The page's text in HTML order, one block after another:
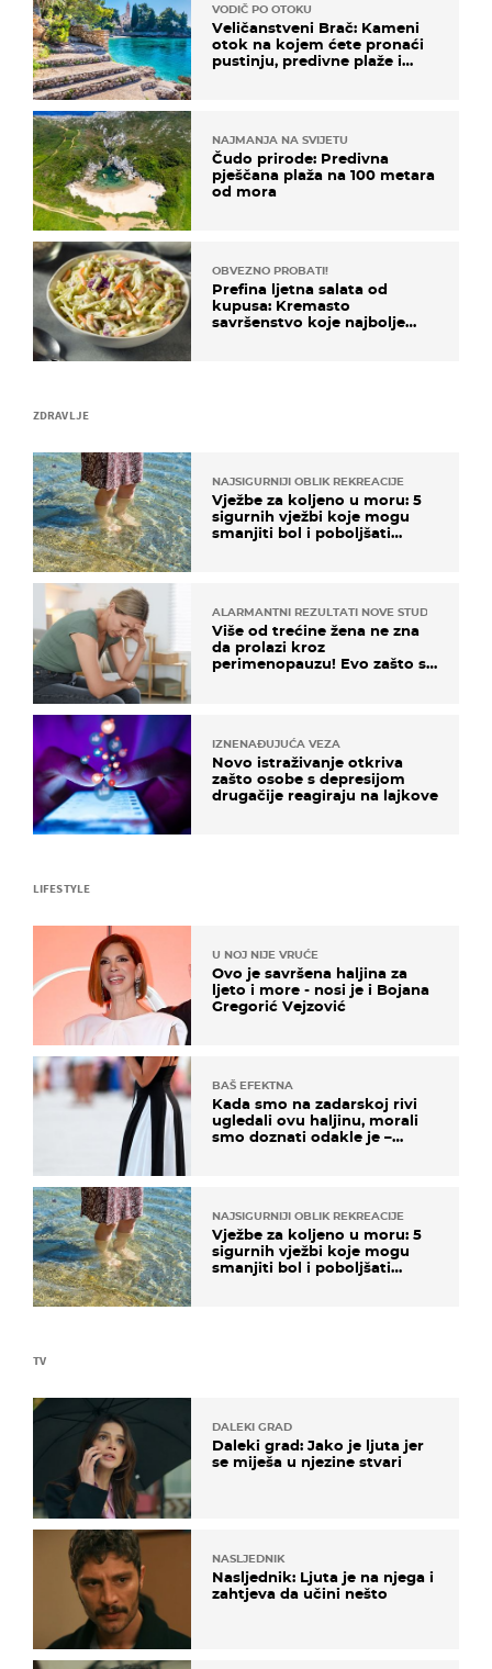
ZDRAVLJE
NAJSIGURNIJI OBLIK REKREACIJE
Vježbe za koljeno u moru: 5
sigurnih vježbi koje mogu
smanjiti bol i poboljšati
ALARMANTNI REZULTATI NOVE STUDIJE
Više od trećine žena ne zna
da prolazi kroz
perimenopauzu! Evo zašto su
IZNENAĐUJUĆA VEZA
Novo istraživanje otkriva
zašto osobe s depresijom
drugačije reagiraju na lajkove
TV
DALEKI GRAD
Daleki grad: Jako je ljuta jer
se miješa u njezine stvari
NASLJEDNIK
Nasljednik: Ljuta je na njega i
zahtjeva da učini nešto
VODIČ PO OTOKU
Veličanstveni Brač: Kameni
otok na kojem ćete pronaći
pustinju, predivne plaže i
NAJMANJA NA SVIJETU
Čudo prirode: Predivna
pješčana plaža na 100 metara
od mora
OBVEZNO PROBATI!
Prefina ljetna salata od
kupusa: Kremasto
savršenstvo koje najbolje
LIFESTYLE
U NOJ NIJE VRUĆE
Ovo je savršena haljina za
ljeto i more - nosi je i Bojana
Gregorić Vejzović
BAŠ EFEKTNA
Kada smo na zadarskoj rivi
ugledali ovu haljinu, morali
smo doznati odakle je –
NAJSIGURNIJI OBLIK REKREACIJE
Vježbe za koljeno u moru: 5
sigurnih vježbi koje mogu
smanjiti bol i poboljšati